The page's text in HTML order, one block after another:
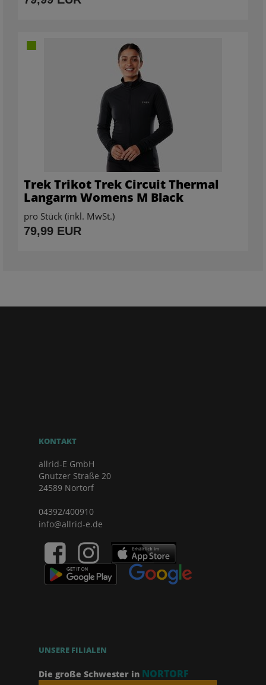
Trek Trikot Trek Circuit Thermal
Langarm Womens M Black
pro Stück (inkl. MwSt.)
79,99 EUR
KONTAKT
allrid-E GmbH
Gnutzer Straße 20
24589 Nortorf
04392/400910
info@allrid-e.de
UNSERE FILIALEN
Die große Schwester in NORTORF